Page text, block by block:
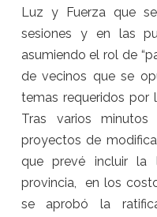
Luz y Fuerza que
sesiones y en las
asumiendo el rol de
de vecinos que se
temas requeridos por
Tras varios
proyectos de
que prevé incluir la
provincia, en los
se aprobó la